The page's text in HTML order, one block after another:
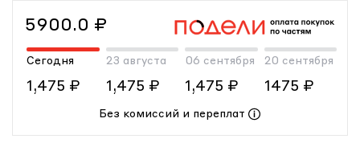
5900.0 ₽
Сегодня
1,475 ₽
23 августа
1,475 ₽
06 сентября
1,475 ₽
20 сентября
1475 ₽
Без комиссий и переплат